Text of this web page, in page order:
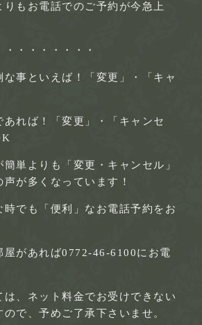
りもお電話でのご予約が今急上
・・・・・・・
な事といえば！
「変更」・「キャ
あれば！
「変更」・「キャンセ
簡単よりも
「変更・キャンセル」
が多くなっています！
時でも「便利」なお電話予約をお
屋があれば0772-46-6100にお電
、ネット料金でお受けできない
で、予めご了承下さいませ。